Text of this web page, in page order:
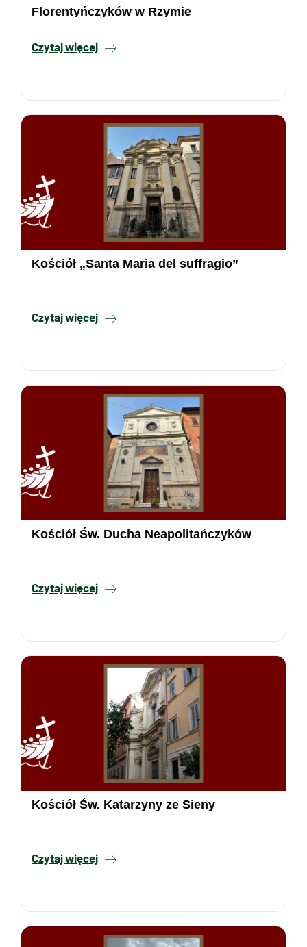
Florentyńczyków w Rzymie
Czytaj więcej
Kościół „Santa Maria del suffragio”
Czytaj więcej
Kościół Św. Ducha Neapolitańczyków
Czytaj więcej
Kościół Św. Katarzyny ze Sieny
Czytaj więcej